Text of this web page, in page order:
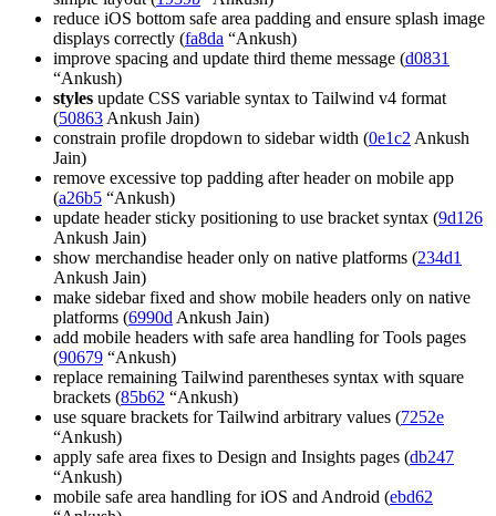
reduce iOS bottom safe area padding and ensure splash image
displays correctly (fa8da “Ankush)
improve spacing and update third theme message (d0831
“Ankush)
styles update CSS variable syntax to Tailwind v4 format
(50863 Ankush Jain)
constrain profile dropdown to sidebar width (0e1c2 Ankush
Jain)
remove excessive top padding after header on mobile app
(a26b5 “Ankush)
update header sticky positioning to use bracket syntax (9d126
Ankush Jain)
show merchandise header only on native platforms (234d1
Ankush Jain)
make sidebar fixed and show mobile headers only on native
platforms (6990d Ankush Jain)
add mobile headers with safe area handling for Tools pages
(90679 “Ankush)
replace remaining Tailwind parentheses syntax with square
brackets (85b62 “Ankush)
use square brackets for Tailwind arbitrary values (7252e
“Ankush)
apply safe area fixes to Design and Insights pages (db247
“Ankush)
mobile safe area handling for iOS and Android (ebd62